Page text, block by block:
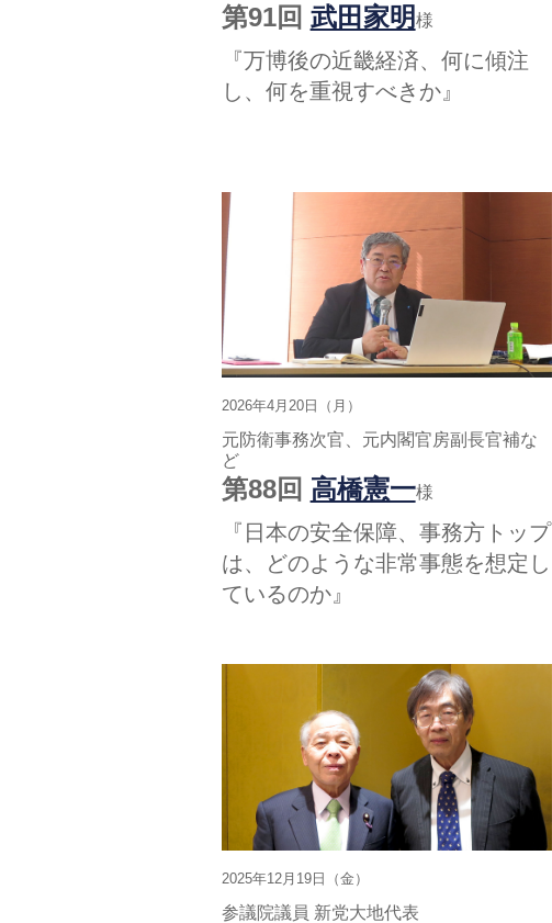
第91回 武田家明 様
『万博後の近畿経済、何に傾注
し、何を重視すべきか』
2026年4月20日（月）
元防衛事務次官、元内閣官房副長官補な
ど
第88回 高橋憲一様
『日本の安全保障、事務方トップ
は、どのような非常事態を想定し
ているのか』
2025年12月19日（金）
参議院議員 新党大地代表